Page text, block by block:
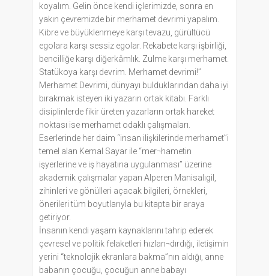
koyalım. Gelin önce kendi içlerimizde, sonra en
yakın çevremizde bir merhamet devrimi yapalım.
Kibre ve büyüklenmeye karşı tevazu, gürültücü
egolara karşı sessiz egolar. Rekabete karşı işbirliği,
bencilliğe karşı diğerkâmlık. Zulme karşı merhamet.
Statükoya karşı devrim. Merhamet devrimi!”
Merhamet Devrimi, dünyayı bulduklarından daha iyi
bırakmak isteyen iki yazarın ortak kitabı. Farklı
disiplinlerde fikir üreten yazarların ortak hareket
noktası ise merhamet odaklı çalışmaları.
Eserlerinde her daim “insan ilişkilerinde merhamet”i
temel alan Kemal Sayar ile “mer¬hametin
işyerlerine ve iş hayatına uygulanması” üzerine
akademik çalışmalar yapan Alperen Manisalıgil,
zihinleri ve gönülleri açacak bilgileri, örnekleri,
önerileri tüm boyutlarıyla bu kitapta bir araya
getiriyor.
İnsanın kendi yaşam kaynaklarını tahrip ederek
çevresel ve politik felaketleri hızlan¬dırdığı, iletişimin
yerini “teknolojik ekranlara bakma”nın aldığı, anne
babanın çocuğu, çocuğun anne babayı